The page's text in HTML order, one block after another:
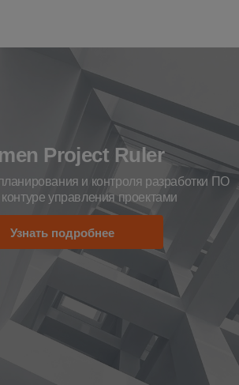
Project Ruler
и контроля разработки ПО
управления проектами
Узнать подробнее